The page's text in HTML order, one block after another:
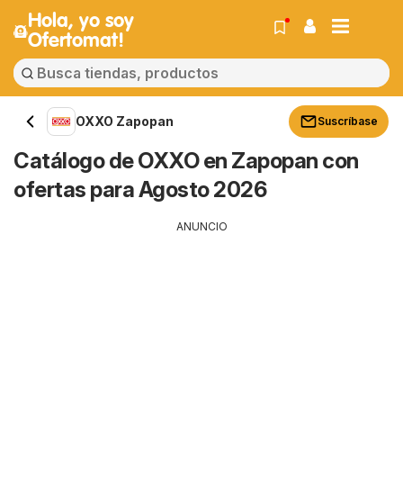
Hola, yo soy
Ofertomat!
OXXO Zapopan Suscríbase
Catálogo de OXXO en Zapopan con
ofertas para Agosto 2026
ANUNCIO